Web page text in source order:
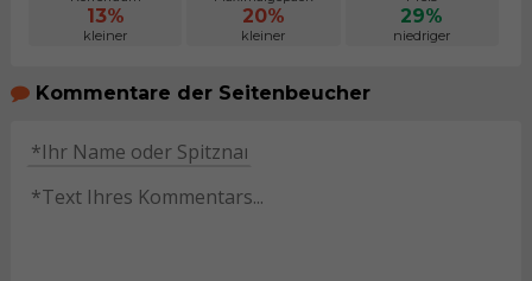
13%
kleiner
20%
kleiner
29%
niedriger
Kommentare der Seitenbeucher